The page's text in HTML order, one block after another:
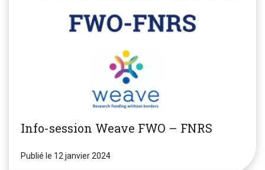
Info-session Weave FWO – FNRS
Publié le 12 janvier 2024